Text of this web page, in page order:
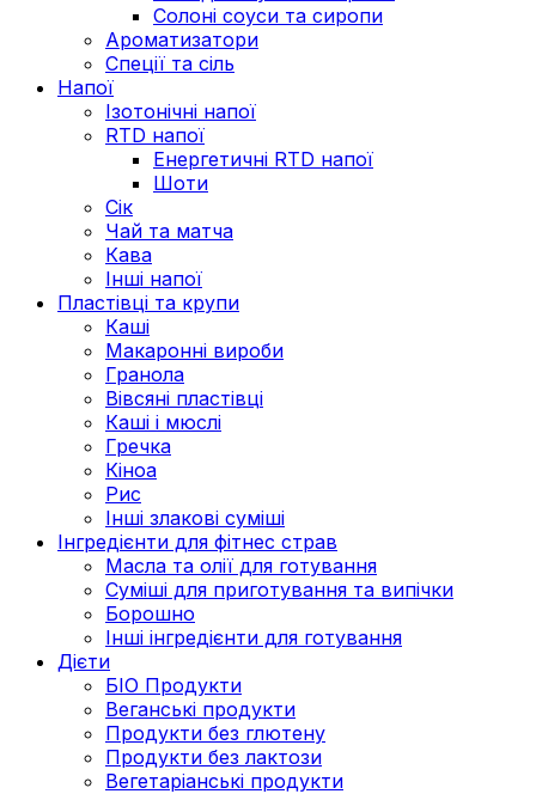
Солоні соуси та сиропи
Ароматизатори
Спеції та сіль
Напої
Ізотонічні напої
RTD напої
Енергетичні RTD напої
Шоти
Сік
Чай та матча
Кава
Інші напої
Пластівці та крупи
Каші
Макаронні вироби
Гранола
Вівсяні пластівці
Каші і мюслі
Гречка
Кіноа
Рис
Інші злакові суміші
Інгредієнти для фітнес страв
Масла та олії для готування
Суміші для приготування та випічки
Борошно
Інші інгредієнти для готування
Дієти
БІО Продукти
Веганські продукти
Продукти без глютену
Продукти без лактози
Вегетаріанські продукти